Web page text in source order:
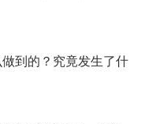
到的？究竟发生了什